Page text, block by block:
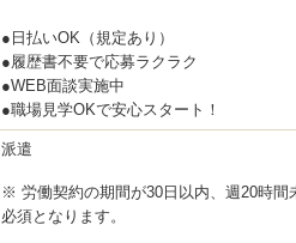
●日払いOK（規定あり）
●履歴書不要で応募ラクラク
●WEB面談実施中
●職場見学OKで安心スタート！
派遣
※ 労働契約の期間が30日以内、週20時間
必須となります。